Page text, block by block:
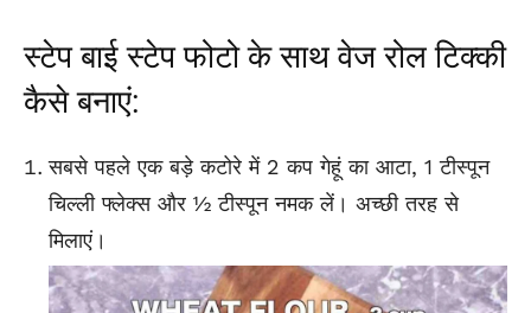
स्टेप बाई स्टेप फोटो के साथ वेज रोल टिक्की
कैसे बनाएं:
सबसे पहले एक बड़े कटोरे में 2 कप गेहूं का आटा, 1 टीस्पून
चिल्ली फ्लेक्स और ½ टीस्पून नमक लें। अच्छी तरह से
मिलाएं।